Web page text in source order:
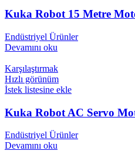
Kuka Robot 15 Metre
Endüstriyel Ürünler
Devamını oku
Karşılaştırmak
Hızlı görünüm
İstek listesine ekle
Kuka Robot AC Servo
Endüstriyel Ürünler
Devamını oku